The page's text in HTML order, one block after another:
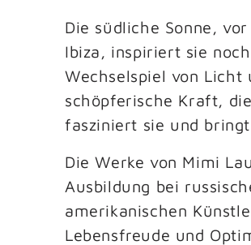
Die südliche Sonne,
Ibiza, inspiriert sie
Wechselspiel von Licht
schöpferische Kraft,
fasziniert sie und
Die Werke von Mimi
Ausbildung bei
amerikanischen
Lebensfreude und